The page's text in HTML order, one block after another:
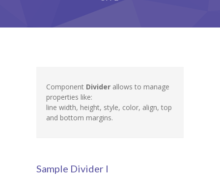
Kontakt
Component Divider allows to manage
properties like:
line width, height, style, color, align, top
and bottom margins.
Sample Divider I